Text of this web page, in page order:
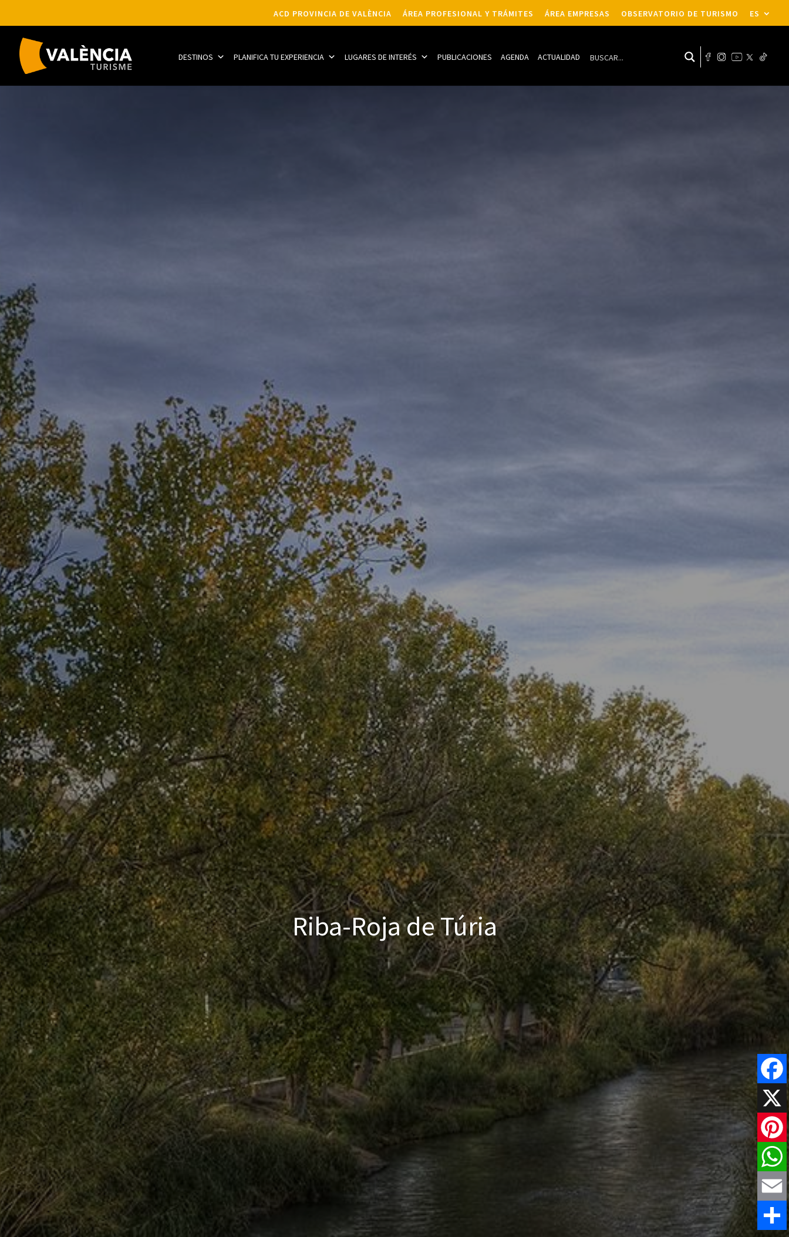
ACD PROVINCIA DE VALÈNCIA ÁREA PROFESIONAL Y TRÁMITES ÁREA EMPRESAS OBSERVATORIO DE TURISMO ES
DESTINOS PLANIFICA TU EXPERIENCIA LUGARES DE INTERÉS PUBLICACIONES AGENDA ACTUALIDAD
Riba-Roja de Túria
X
Email